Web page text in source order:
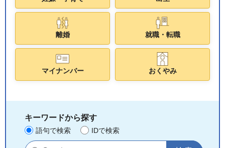
離婚 就職・転職
マイナンバー おくやみ
キーワードから探す
語句で検索 IDで検索